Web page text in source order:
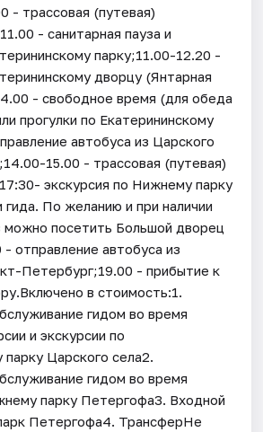
- трассовая (путевая)
- санитарная пауза и
парку;11.00-12.20 -
дворцу (Янтарная
- свободное время (для обеда
прогулки по Екатерининскому
автобуса из Царского
15.00 - трассовая (путевая)
экскурсия по Нижнему парку
По желанию и при наличии
можно посетить Большой дворец
отправление автобуса из
Петербург;19.00 - прибытие к
в стоимость:1.
гидом во время
и экскурсии по
парку Царского села2.
гидом во время
парку Петергофа3. Входной
Петергофа4. ТрансферНе